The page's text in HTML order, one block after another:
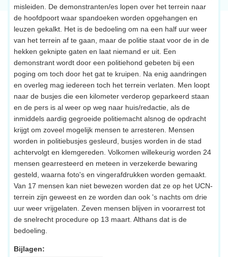
misleiden. De demonstranten/es lopen over het terrein naar
de hoofdpoort waar spandoeken worden opgehangen en
leuzen gekalkt. Het is de bedoeling om na een half uur weer
van het terrein af te gaan, maar de politie staat voor de in de
hekken geknipte gaten en laat niemand er uit. Een
demonstrant wordt door een politiehond gebeten bij een
poging om toch door het gat te kruipen. Na enig aandringen
en overleg mag iedereen toch het terrein verlaten. Men loopt
naar de busjes die een kilometer verderop geparkeerd staan
en de pers is al weer op weg naar huis/redactie, als de
inmiddels aardig gegroeide politiemacht alsnog de opdracht
krijgt om zoveel mogelijk mensen te arresteren. Mensen
worden in politiebusjes gesleurd, busjes worden in de stad
achtervolgt en klemgereden. Volkomen willekeurig worden 24
mensen gearresteerd en meteen in verzekerde bewaring
gesteld, waarna foto's en vingerafdrukken worden gemaakt.
Van 17 mensen kan niet bewezen worden dat ze op het UCN-
terrein zijn geweest en ze worden dan ook 's nachts om drie
uur weer vrijgelaten. Zeven mensen blijven in voorarrest tot
de snelrecht procedure op 13 maart. Althans dat is de
bedoeling.
Bijlagen: